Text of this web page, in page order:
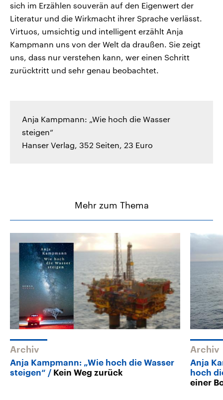
sich im Erzählen souverän auf den Eigenwert der
Literatur und die Wirkmacht ihrer Sprache verlässt.
Virtuos, umsichtig und intelligent erzählt Anja
Kampmann uns von der Welt da draußen. Sie zeigt
uns, dass nur verstehen kann, wer einen Schritt
zurücktritt und sehr genau beobachtet.
Anja Kampmann: „Wie hoch die Wasser
steigen“
Hanser Verlag, 352 Seiten, 23 Euro
Mehr zum Thema
Archiv
Anja Kampmann: „Wie hoch die Wasser
steigen“
Kein Weg zurück
Archiv
Anja
hoch
einer